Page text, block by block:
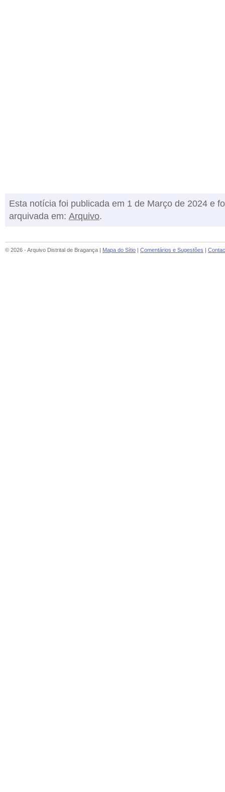
Esta notícia foi publicada em 1 de Março de 2024 e
arquivada em: Arquivo.
© 2026 - Arquivo Distrital de Bragança | Mapa do Sítio | Comentários e Sugestões |